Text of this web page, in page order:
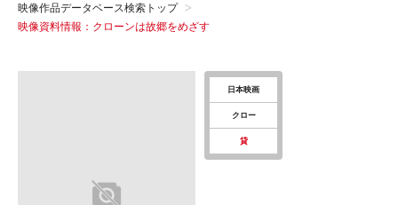
映像作品データベース検索トップ
映像資料情報：クローンは故郷をめざす
日本映画
クロー
貸